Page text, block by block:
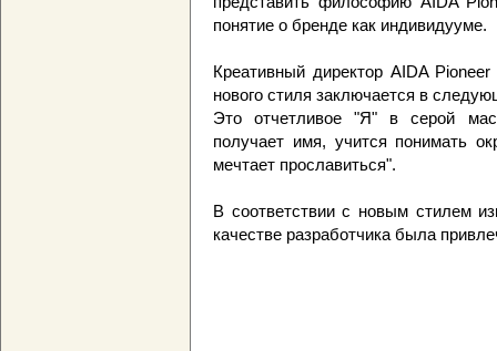
понятие о бренде как индивидууме.
Креативный директор AIDA
нового стиля заключается в
Это отчетливое "Я" в серой
получает имя, учится понимать
мечтает прославиться".
В соответствии с новым стилем
качестве разработчика была